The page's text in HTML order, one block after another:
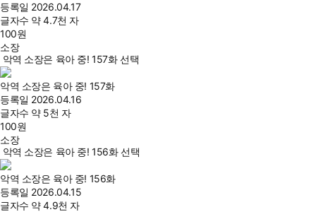
등록일 2026.04.17
글자수 약 4.7천 자
100원
소장
악역 소장은 육아 중! 157화 선택
악역 소장은 육아 중! 157화
등록일 2026.04.16
글자수 약 5천 자
100원
소장
악역 소장은 육아 중! 156화 선택
악역 소장은 육아 중! 156화
등록일 2026.04.15
글자수 약 4.9천 자